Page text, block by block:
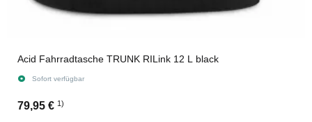
Acid Fahrradtasche TRUNK RILink 12 L black
Sofort verfügbar
79,95 € 1)